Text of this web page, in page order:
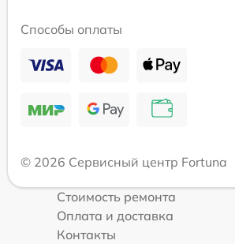
Способы оплаты
© 2026 Сервисный центр Fortuna
Стоимость ремонта
Оплата и доставка
Контакты